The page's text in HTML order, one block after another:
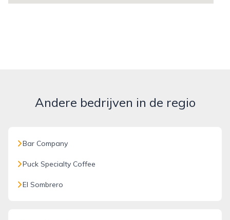
Andere bedrijven in de regio
Bar Company
Puck Specialty Coffee
El Sombrero